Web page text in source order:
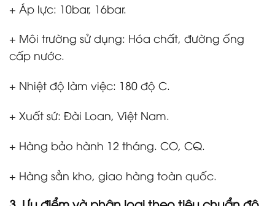
+ Áp lực: 10bar, 16bar.
+ Môi trường sử dụng: Hóa chất, đường ống
cấp nước.
+ Nhiệt độ làm việc: 180 độ C.
+ Xuất sứ: Đài Loan, Việt Nam.
+ Hàng bảo hành 12 tháng. CO, CQ.
+ Hàng sẳn kho, giao hàng toàn quốc.